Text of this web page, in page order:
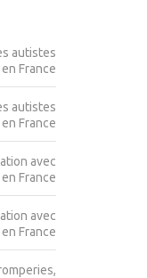
autistes
en France
autistes
en France
avec
France
avec
France